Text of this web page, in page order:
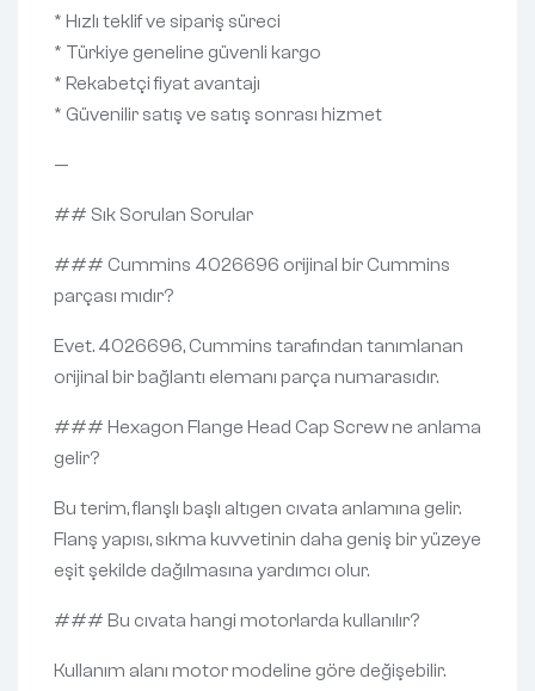
* Hızlı teklif ve sipariş süreci
* Türkiye geneline güvenli kargo
* Rekabetçi fiyat avantajı
* Güvenilir satış ve satış sonrası hizmet
—
## Sık Sorulan Sorular
### Cummins 4026696 orijinal bir Cummins
parçası mıdır?
Evet. 4026696, Cummins tarafından tanımlanan
orijinal bir bağlantı elemanı parça numarasıdır.
### Hexagon Flange Head Cap Screw ne anlama
gelir?
Bu terim, flanşlı başlı altıgen cıvata anlamına gelir.
Flanş yapısı, sıkma kuvvetinin daha geniş bir yüzeye
eşit şekilde dağılmasına yardımcı olur.
### Bu cıvata hangi motorlarda kullanılır?
Kullanım alanı motor modeline göre değişebilir.